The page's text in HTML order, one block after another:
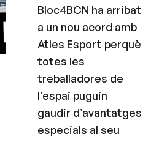
Bloc4BCN ha arribat
a un nou acord amb
Atles Esport perquè
totes les
treballadores de
l’espai puguin
gaudir d’avantatges
especials al seu